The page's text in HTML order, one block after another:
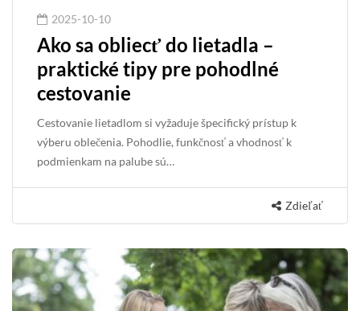
2025-10-10
Ako sa obliecť do lietadla –
praktické tipy pre pohodlné
cestovanie
Cestovanie lietadlom si vyžaduje špecifický prístup k
výberu oblečenia. Pohodlie, funkčnosť a vhodnosť k
podmienkam na palube sú…
Zdieľať